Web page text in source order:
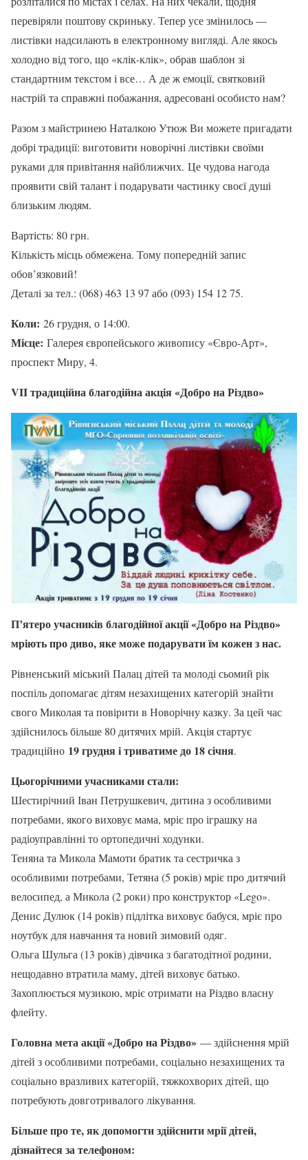
перевіряли поштову скриньку. Тепер усе змінилось —
листівки надсилають в електронному вигляді. Але якось
холодно від того, що «клік-клік», обрав шаблон зі
стандартним текстом і все… А де ж емоції, святковий
настрій та справжні побажання, адресовані особисто нам?
Разом з майстринею Наталкою Утюж Ви можете пригадати
добрі традиції: виготовити новорічні листівки своїми
руками для привітання найближчих. Це чудова нагода
проявити свій талант і подарувати частинку своєї душі
близьким людям.
Вартість: 80 грн.
Кількість місць обмежена. Тому попередній запис
обов’язковий!
Деталі за тел.: (068) 463 13 97 або (093) 154 12 75.
Коли: 26 грудня, о 14:00.
Місце: Галерея європейського живопису «Євро-Арт»,
проспект Миру, 4.
VII традиційна благодійна акція «Добро на Різдво»
П’ятеро учасників благодійної акції «Добро на Різдво»
мріють про диво, яке може подарувати їм кожен з нас.
Рівненський міський Палац дітей та молоді сьомий рік
поспіль допомагає дітям незахищених категорій знайти
свого Миколая та повірити в Новорічну казку. За цей час
здійснилось більше 80 дитячих мрій. Акція стартує
традиційно 19 грудня і триватиме до 18 січня.
Цьогорічними учасниками стали:
Шестирічний Іван Петрушкевич, дитина з особливими
потребами, якого виховує мама, мріє про іграшку на
радіоуправлінні то ортопедичні ходунки.
Теняна та Микола Мамоти братик та сестричка з
особливими потребами, Тетяна (5 років) мріє про дитячий
велосипед, а Микола (2 роки) про конструктор «Lego».
Денис Дулюк (14 років) підлітка виховує бабуся, мріє про
ноутбук для навчання та новий зимовий одяг.
Ольга Шульга (13 років) дівчика з багатодітної родини,
нещодавно втратила маму, дітей виховує батько.
Захоплюється музикою, мріє отримати на Різдво власну
флейту.
Головна мета акції «Добро на Різдво» — здійснення мрій
дітей з особливими потребами, соціально незахищених та
соціально вразливих категорій, тяжкохворих дітей, що
потребують довготривалого лікування.
Більше про те, як допомогти здійснити мрії дітей,
дізнайтеся за телефоном: